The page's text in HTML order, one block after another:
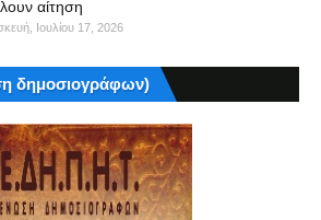
αίτηση
Ιουλίου 17, 2026
δημοσιογράφων)